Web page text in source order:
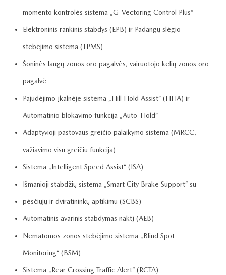
momento kontrolės sistema „G-Vectoring Control Plus“
Elektroninis rankinis stabdys (EPB) ir Padangų slėgio
stebėjimo sistema (TPMS)
Šoninės langų zonos oro pagalvės, vairuotojo kelių zonos oro
pagalvė
Pajudėjimo įkalnėje sistema „Hill Hold Assist“ (HHA) ir
Automatinio blokavimo funkcija „Auto-Hold“
Adaptyvioji pastovaus greičio palaikymo sistema (MRCC,
važiavimo visu greičiu funkcija)
Sistema „Intelligent Speed Assist“ (ISA)
Išmanioji stabdžių sistema „Smart City Brake Support“ su
pėsčiųjų ir dviratininkų aptikimu (SCBS)
Automatinis avarinis stabdymas naktį (AEB)
Nematomos zonos stebėjimo sistema „Blind Spot
Monitoring“ (BSM)
Sistema „Rear Crossing Traffic Alert“ (RCTA)